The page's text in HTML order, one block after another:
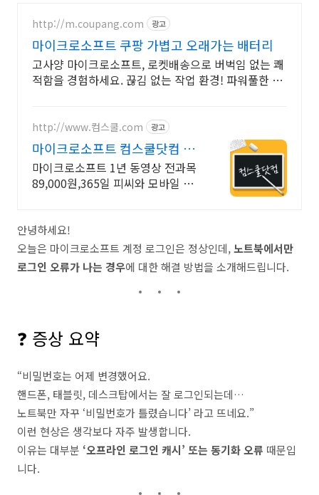
http://m.coupang.com 광고
마이크로소프트 쿠팡 가볍고 오래가는 배터리
고사양 마이크로소프트, 로켓배송으로 버벅임 없는 쾌
적함을 경험하세요. 끊김 없는 작업 환경! 파워풀한 노
http://www.컴스쿨.com 광고
마이크로소프트 컴스쿨닷컴 당
일 신청&결제시 기프티콘!
마이크로소프트 1년 동영상 전과목
89,000원,365일 피씨와 모바일 수
안녕하세요!
오늘은 마이크로소프트 계정 로그인은 정상인데,노트북에서만
로그인 오류가 나는 경우에 대한 해결 방법을 소개해드립니다.
❓ 증상 요약
“비밀번호는 어제 변경했어요.
핸드폰, 태블릿, 데스크탑에서는 잘 로그인되는데…
노트북만 자꾸 ‘비밀번호가 틀렸습니다’ 라고 뜨네요.”
이런 현상은 생각보다 자주 발생합니다.
이유는 대부분 ‘오프라인 로그인 캐시’ 또는 동기화 오류 때문입
니다.